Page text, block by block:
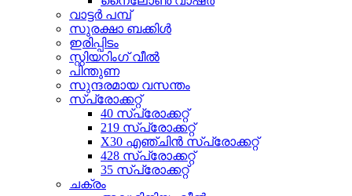
വാട്ടർ പമ്പ്
സുരക്ഷാ ബക്കിൾ
ഇരിപ്പിടം
സ്റ്റിയറിംഗ് വീൽ
പിന്തുണ
സുന്ദരമായ വസന്തം
സ്പ്രോക്കറ്റ്
40 സ്പ്രോക്കറ്റ്
219 സ്പ്രോക്കറ്റ്
X30 എഞ്ചിൻ സ്‌പ്രോക്കറ്റ്
428 സ്പ്രോക്കറ്റ്
35 സ്പ്രോക്കറ്റ്
ചക്രം